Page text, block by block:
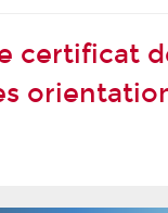
certificat